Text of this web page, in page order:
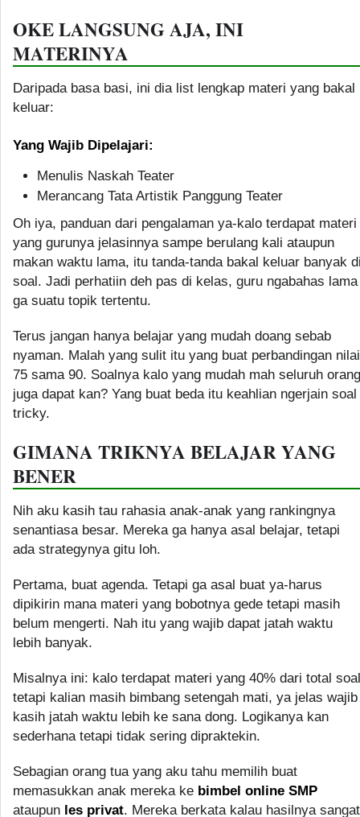
OKE LANGSUNG AJA, INI
MATERINYA
Daripada basa basi, ini dia list lengkap materi yang bakal
keluar:
Yang Wajib Dipelajari:
Menulis Naskah Teater
Merancang Tata Artistik Panggung Teater
Oh iya, panduan dari pengalaman ya-kalo terdapat materi
yang gurunya jelasinnya sampe berulang kali ataupun
makan waktu lama, itu tanda-tanda bakal keluar banyak
soal. Jadi perhatiin deh pas di kelas, guru ngabahas lama
ga suatu topik tertentu.
Terus jangan hanya belajar yang mudah doang sebab
nyaman. Malah yang sulit itu yang buat perbandingan nilai
75 sama 90. Soalnya kalo yang mudah mah seluruh orang
juga dapat kan? Yang buat beda itu keahlian ngerjain soal
tricky.
GIMANA TRIKNYA BELAJAR YANG
BENER
Nih aku kasih tau rahasia anak-anak yang rankingnya
senantiasa besar. Mereka ga hanya asal belajar, tetapi
ada strategynya gitu loh.
Pertama, buat agenda. Tetapi ga asal buat ya-harus
dipikirin mana materi yang bobotnya gede tetapi masih
belum mengerti. Nah itu yang wajib dapat jatah waktu
lebih banyak.
Misalnya ini: kalo terdapat materi yang 40% dari total soal
tetapi kalian masih bimbang setengah mati, ya jelas wajib
kasih jatah waktu lebih ke sana dong. Logikanya kan
sederhana tetapi tidak sering dipraktekin.
Sebagian orang tua yang aku tahu memilih buat
memasukkan anak mereka ke bimbel online SMP
ataupun les privat. Mereka berkata kalau hasilnya sangat